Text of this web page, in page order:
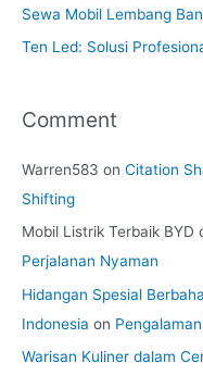
Sewa Mobil Lembang
Ten Led: Solusi
Comment
Warren583 on Citation
Shifting
Mobil Listrik Terbaik BYD
Perjalanan Nyaman
Hidangan Spesial
Indonesia on
Warisan Kuliner dalam